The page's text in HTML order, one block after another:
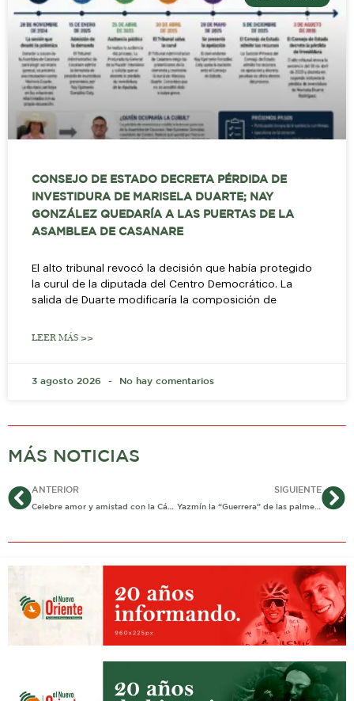
CONSEJO DE ESTADO DECRETA PÉRDIDA DE
INVESTIDURA DE MARISELA DUARTE; NAY
GONZÁLEZ QUEDARÍA A LAS PUERTAS DE LA
ASAMBLEA DE CASANARE
El alto tribunal revocó la decisión que había protegido
la curul de la diputada del Centro Democrático. La
salida de Duarte modificaría la composición de
LEER MÁS >>
3 agosto 2026 No hay comentarios
MÁS NOTICIAS
AntANTERIOR
Celebre amor y amistad con la Cámara de Comercio de Casanare
SIGUIENTE
Yazmín la “Guerrera” de las palmeras